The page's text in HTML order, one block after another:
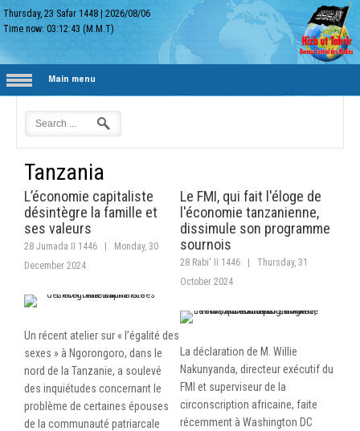
Thursday, 23 Safar 1448 |2026/08/06
Time now: 03:12:43 (M.M.T)
Main menu
Tanzania
L’économie capitaliste
désintègre la famille et
ses valeurs
28 Jumada II 1446
Monday, 30
December 2024
Un récent atelier sur « l’égalité des
sexes » à Ngorongoro, dans le
nord de la Tanzanie, a soulevé
des inquiétudes concernant le
problème de certaines épouses
de la communauté patriarcale
Le FMI, qui fait l'éloge de
l'économie tanzanienne,
dissimule son programme
sournois
28 Rabi' II 1446
Thursday, 31
October 2024
La déclaration de M. Willie
Nakunyanda, directeur exécutif du
FMI et superviseur de la
circonscription africaine, faite
récemment à Washington DC